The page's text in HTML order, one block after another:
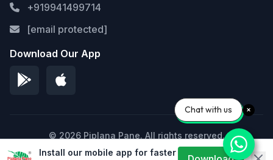
+919941499714
[email protected]
Download Our App
© 2026 Piplana Pane. All rights reserved.
Privacy Policy Terms of Service Sitemap
Install our mobile app for faster
Chat with us